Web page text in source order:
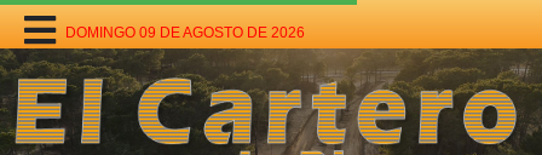
DOMINGO 09 DE AGOSTO DE 2026